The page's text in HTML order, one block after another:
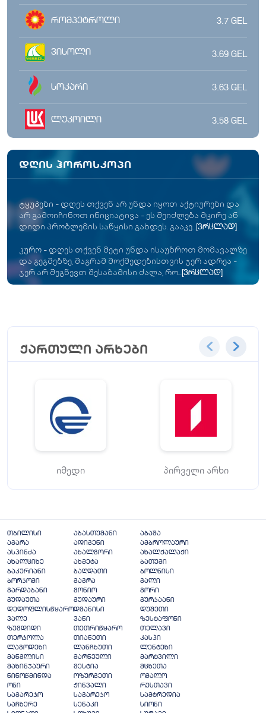
რომპეტროლი 3.7 GEL
ვისოლი 3.69 GEL
სოკარი 3.63 GEL
ლუკოილი 3.58 GEL
დღის ჰოროსკოპი
ტყუპები - დღეს თქვენ არ უნდა იყოთ აქტიურები და
არ გამოიჩინოთ ინიციატივა - ეს შეიძლება მცირე ან
დიდი პრობლემის საწყისი გახდეს. გააკე... [ვრცლად]
კურო - დღეს თქვენ მეტი უნდა ისაუბროთ მომავალზე
და გეგმებზე, მაგრამ მოქმედებისთვის ჯერ ადრეა -
ჯერ არ შეგწევთ შესაბამისი ძალა, რო... [ვრცლად]
ქართული არხები
იმედი პირველი არხი
თბილისი აბასთუმანი
აბაშა
აგარა
ადიგენი
ამბროლაური
ასპინძა
ახალგორი
ახალქალაქი
ახალციხე
ახმეტა
ბათუმი
ბაკურიანი
ბაღდათი
ბოლნისი
ბორჯომი
გაგრა
გალი
გარდაბანი
გონიო
გორი
გუდაუთა
გუდაური
გურჯაანი
დედოფლისწყაროდმანისი
დუშეთი
ვალე
ვანი
ზესტაფონი
ზუგდიდი
თეთრიწყარო
თელავი
თერჯოლა
თიანეთი
კასპი
ლაგოდეხი
ლანჩხუთი
ლენტეხი
მანგლისი
მარნეული
მარტვილი
მახინჯაური
მესტია
მცხეთა
ნინოწმინდა
ოზურგეთი
ომალო
ონი
ჟინვალი
რუსთავი
საგარეჯო
საგარეჯო
სამტრედია
საჩხერე
სენაკი
სიონი